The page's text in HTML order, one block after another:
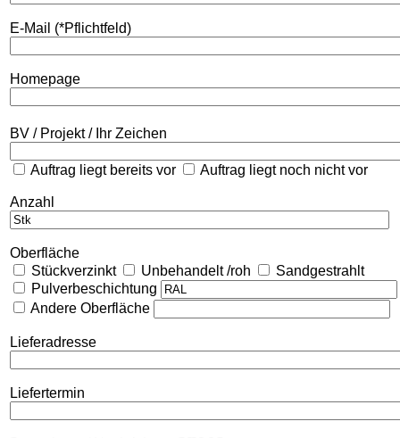
E-Mail (*Pflichtfeld)
Homepage
BV / Projekt / Ihr Zeichen
Auftrag liegt bereits vor Auftrag liegt noch nicht vor
Anzahl
Oberfläche
Stückverzinkt
Unbehandelt /roh
Sandgestrahlt
Pulverbeschichtung
Andere Oberfläche
Lieferadresse
Liefertermin